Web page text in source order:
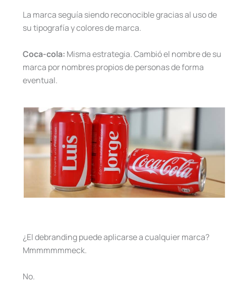
La marca seguía siendo reconocible gracias al uso de
su tipografía y colores de marca.
Coca-cola: Misma estrategia. Cambió el nombre de su
marca por nombres propios de personas de forma
eventual.
¿El debranding puede aplicarse a cualquier marca?
Mmmmmmmeck.
No.